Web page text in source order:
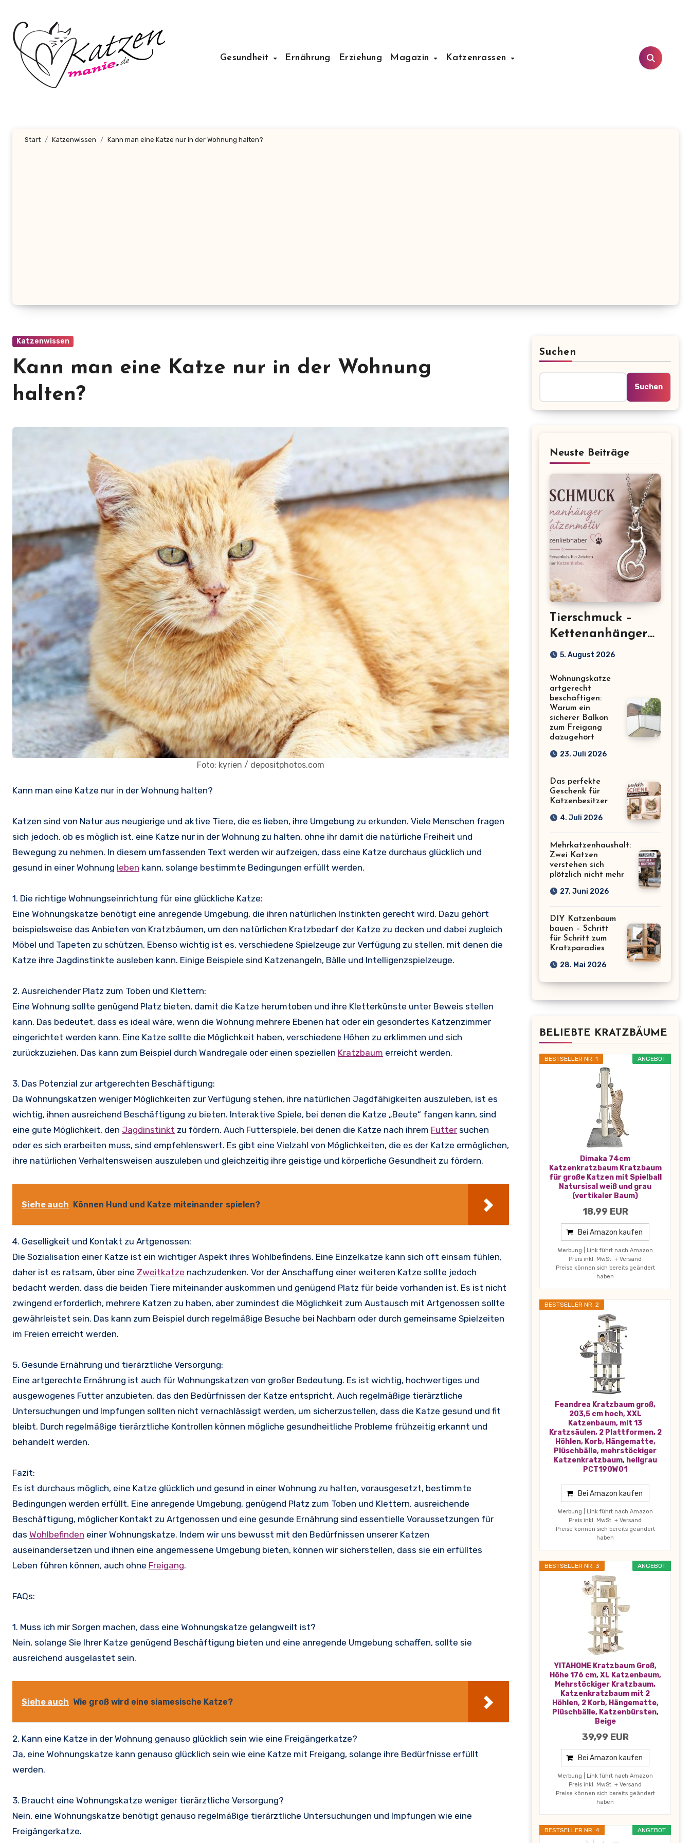
Inhalt
springen
Gesundheit Ernährung Erziehung Magazin Katzenrassen
Start Katzenwissen Kann man eine Katze nur in der Wohnung halten?
Katzenwissen
Kann man eine Katze nur in der Wohnung
halten?
Foto: kyrien / depositphotos.com
Kann man eine Katze nur in der Wohnung halten?
Katzen sind von Natur aus neugierige und aktive Tiere, die es lieben, ihre Umgebung zu erkunden. Viele Menschen fragen
sich jedoch, ob es möglich ist, eine Katze nur in der Wohnung zu halten, ohne ihr damit die natürliche Freiheit und
Bewegung zu nehmen. In diesem umfassenden Text werden wir aufzeigen, dass eine Katze durchaus glücklich und
gesund in einer Wohnung leben kann, solange bestimmte Bedingungen erfüllt werden.
1. Die richtige Wohnungseinrichtung für eine glückliche Katze:
Eine Wohnungskatze benötigt eine anregende Umgebung, die ihren natürlichen Instinkten gerecht wird. Dazu gehört
beispielsweise das Anbieten von Kratzbäumen, um den natürlichen Kratzbedarf der Katze zu decken und dabei zugleich
Möbel und Tapeten zu schützen. Ebenso wichtig ist es, verschiedene Spielzeuge zur Verfügung zu stellen, mit denen die
Katze ihre Jagdinstinkte ausleben kann. Einige Beispiele sind Katzenangeln, Bälle und Intelligenzspielzeuge.
2. Ausreichender Platz zum Toben und Klettern:
Eine Wohnung sollte genügend Platz bieten, damit die Katze herumtoben und ihre Kletterkünste unter Beweis stellen
kann. Das bedeutet, dass es ideal wäre, wenn die Wohnung mehrere Ebenen hat oder ein gesondertes Katzenzimmer
eingerichtet werden kann. Eine Katze sollte die Möglichkeit haben, verschiedene Höhen zu erklimmen und sich
zurückzuziehen. Das kann zum Beispiel durch Wandregale oder einen speziellen Kratzbaum erreicht werden.
3. Das Potenzial zur artgerechten Beschäftigung:
Da Wohnungskatzen weniger Möglichkeiten zur Verfügung stehen, ihre natürlichen Jagdfähigkeiten auszuleben, ist es
wichtig, ihnen ausreichend Beschäftigung zu bieten. Interaktive Spiele, bei denen die Katze „Beute“ fangen kann, sind
eine gute Möglichkeit, den Jagdinstinkt zu fördern. Auch Futterspiele, bei denen die Katze nach ihrem Futter suchen
oder es sich erarbeiten muss, sind empfehlenswert. Es gibt eine Vielzahl von Möglichkeiten, die es der Katze ermöglichen,
ihre natürlichen Verhaltensweisen auszuleben und gleichzeitig ihre geistige und körperliche Gesundheit zu fördern.
Siehe auch Können Hund und Katze miteinander spielen?
4. Geselligkeit und Kontakt zu Artgenossen:
Die Sozialisation einer Katze ist ein wichtiger Aspekt ihres Wohlbefindens. Eine Einzelkatze kann sich oft einsam fühlen,
daher ist es ratsam, über eine Zweitkatze nachzudenken. Vor der Anschaffung einer weiteren Katze sollte jedoch
bedacht werden, dass die beiden Tiere miteinander auskommen und genügend Platz für beide vorhanden ist. Es ist nicht
zwingend erforderlich, mehrere Katzen zu haben, aber zumindest die Möglichkeit zum Austausch mit Artgenossen sollte
gewährleistet sein. Das kann zum Beispiel durch regelmäßige Besuche bei Nachbarn oder durch gemeinsame Spielzeiten
im Freien erreicht werden.
5. Gesunde Ernährung und tierärztliche Versorgung:
Eine artgerechte Ernährung ist auch für Wohnungskatzen von großer Bedeutung. Es ist wichtig, hochwertiges und
ausgewogenes Futter anzubieten, das den Bedürfnissen der Katze entspricht. Auch regelmäßige tierärztliche
Untersuchungen und Impfungen sollten nicht vernachlässigt werden, um sicherzustellen, dass die Katze gesund und fit
bleibt. Durch regelmäßige tierärztliche Kontrollen können mögliche gesundheitliche Probleme frühzeitig erkannt und
behandelt werden.
Fazit:
Es ist durchaus möglich, eine Katze glücklich und gesund in einer Wohnung zu halten, vorausgesetzt, bestimmte
Bedingungen werden erfüllt. Eine anregende Umgebung, genügend Platz zum Toben und Klettern, ausreichende
Beschäftigung, möglicher Kontakt zu Artgenossen und eine gesunde Ernährung sind essentielle Voraussetzungen für
das Wohlbefinden einer Wohnungskatze. Indem wir uns bewusst mit den Bedürfnissen unserer Katzen
auseinandersetzen und ihnen eine angemessene Umgebung bieten, können wir sicherstellen, dass sie ein erfülltes
Leben führen können, auch ohne Freigang.
FAQs:
1. Muss ich mir Sorgen machen, dass eine Wohnungskatze gelangweilt ist?
Nein, solange Sie Ihrer Katze genügend Beschäftigung bieten und eine anregende Umgebung schaffen, sollte sie
ausreichend ausgelastet sein.
Siehe auch Wie groß wird eine siamesische Katze?
2. Kann eine Katze in der Wohnung genauso glücklich sein wie eine Freigängerkatze?
Ja, eine Wohnungskatze kann genauso glücklich sein wie eine Katze mit Freigang, solange ihre Bedürfnisse erfüllt
werden.
3. Braucht eine Wohnungskatze weniger tierärztliche Versorgung?
Nein, eine Wohnungskatze benötigt genauso regelmäßige tierärztliche Untersuchungen und Impfungen wie eine
Freigängerkatze.
Suchen
Suchen
Neuste Beiträge
Tierschmuck –
Kettenanhänger
mit Katzenmotiv
Katzenliebhaber
5. August 2026
Wohnungskatze
artgerecht
beschäftigen:
Warum ein
sicherer Balkon
zum Freigang
dazugehört
23. Juli 2026
Das perfekte
Geschenk für
Katzenbesitzer
4. Juli 2026
Mehrkatzenhaushalt:
Zwei Katzen
verstehen sich
plötzlich nicht mehr
27. Juni 2026
DIY Katzenbaum
bauen – Schritt
für Schritt zum
Kratzparadies
28. Mai 2026
BELIEBTE KRATZBÄUME
ANGEBOT
BESTSELLER NR. 1
Dimaka 74cm
Katzenkratzbaum Kratzbaum
für große Katzen mit Spielball
Natursisal weiß und grau
(vertikaler Baum)
18,99 EUR
Bei Amazon kaufen
Werbung | Link führt nach Amazon
Preis inkl. MwSt. + Versand
Preise können sich bereits geändert
haben
BESTSELLER NR. 2
Feandrea Kratzbaum groß,
203,5 cm hoch, XXL
Katzenbaum, mit 13
Kratzsäulen, 2 Plattformen, 2
Höhlen, Korb, Hängematte,
Plüschbälle, mehrstöckiger
Katzenkratzbaum, hellgrau
PCT190W01
Bei Amazon kaufen
Werbung | Link führt nach Amazon
Preis inkl. MwSt. + Versand
Preise können sich bereits geändert
haben
ANGEBOT
BESTSELLER NR. 3
YITAHOME Kratzbaum Groß,
Höhe 176 cm, XL Katzenbaum,
Mehrstöckiger Kratzbaum,
Katzenkratzbaum mit 2
Höhlen, 2 Korb, Hängematte,
Plüschbälle, Katzenbürsten,
Beige
39,99 EUR
Bei Amazon kaufen
Werbung | Link führt nach Amazon
Preis inkl. MwSt. + Versand
Preise können sich bereits geändert
haben
ANGEBOT
BESTSELLER NR. 4